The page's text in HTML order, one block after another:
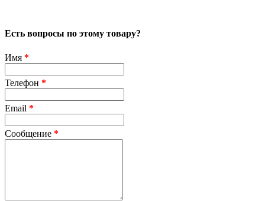
Есть вопросы по этому товару?
Имя *
Телефон *
Email *
Сообщение *